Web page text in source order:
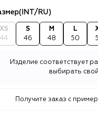
(INT/RU)
XS
44
S
46
M
48
L
50
Изделие соответствует
выбирать
Получите заказ с